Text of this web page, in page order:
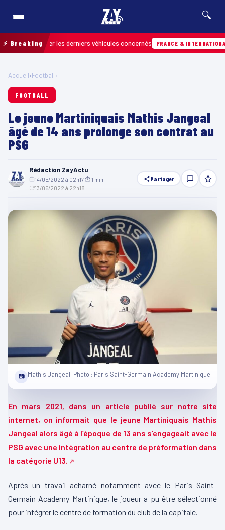
🔍
⚡ Breaking
retrouver les derniers véhicules concernés FRANCE & INTERNATIONALE
Accueil›Football›
FOOTBALL
Le jeune Martiniquais Mathis Jangeal
âgé de 14 ans prolonge son contrat au
PSG
Rédaction ZayActu
14/05/2022 à 02h17⏱ 1 min
13/05/2022 à 22h18
Partager
📷 Mathis Jangeal. Photo : Paris Saint-Germain Academy Martinique
En mars 2021, dans un article publié sur notre site
internet, on informait que le jeune Martiniquais Mathis
Jangeal alors âgé à l’époque de 13 ans s’engageait avec le
PSG avec une intégration au centre de préformation dans
la catégorie U13.
Après un travail acharné notamment avec le Paris Saint-
Germain Academy Martinique, le joueur a pu être sélectionné
pour intégrer le centre de formation du club de la capitale.